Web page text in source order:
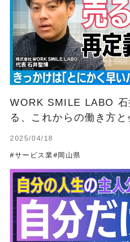
WORK SMILE LABO 石
る、これからの働き方
2025/04/18
#サービス業#岡山県